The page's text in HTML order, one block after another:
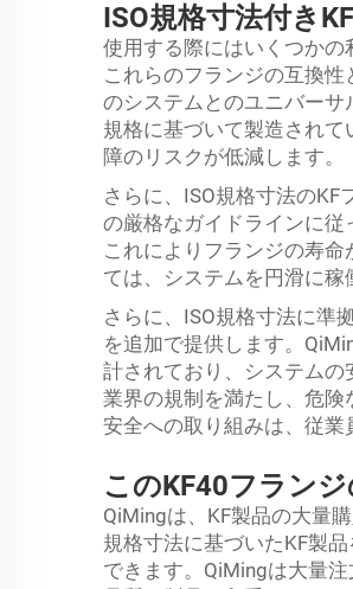
ISO規格寸法付き
使用する際にはいくつかの
これらのフランジの互換
のシステムとのユニバー
規格に基づいて製造され
障のリスクが低減します。
さらに、ISO規格寸法の
の厳格なガイドラインに従
これによりフランジの寿
ては、システムを円滑に稼
さらに、ISO規格寸法に準
を追加で提供します。
計されており、システム
業界の規制を満たし、危
安全への取り組みは、従業
このKF40フラン
QiMingは、KF製品の大量
規格寸法に基づいたKF製
できます。QiMingは大量